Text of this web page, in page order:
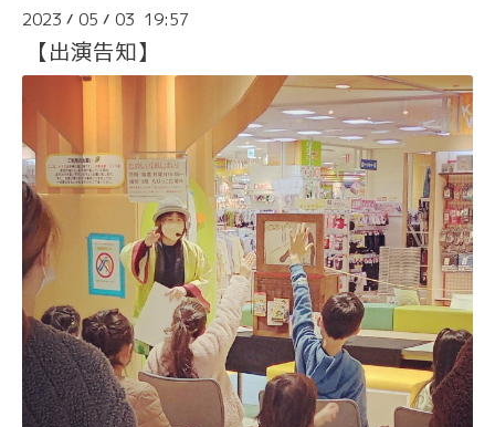
2023 / 05 / 03 19:57
【出演告知】